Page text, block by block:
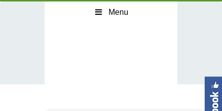
Menu